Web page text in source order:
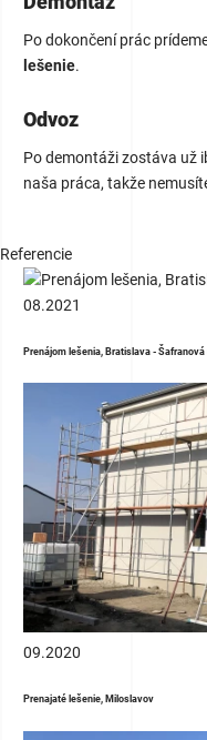
Po dokončení prác
lešenie.
Odvoz
Po demontáži zostáva už
naša práca, takže
Referencie
08.2021
Prenájom lešenia, Bratislava - Šafranová
09.2020
Prenajaté lešenie, Miloslavov